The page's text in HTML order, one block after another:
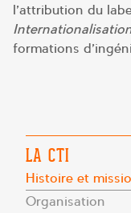
l’attribution du
formations
LA CTI
Histoire et
Organisation